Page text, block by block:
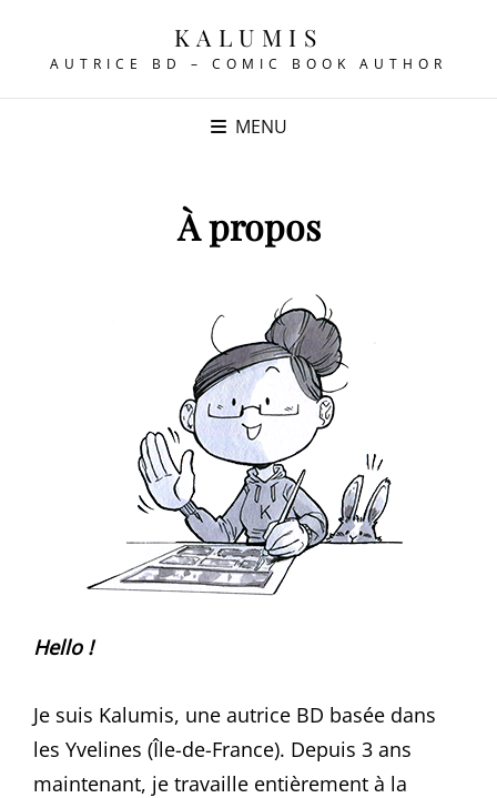
KALUMIS
AUTRICE BD – COMIC BOOK AUTHOR
MENU
À propos
Hello !
Je suis Kalumis, une autrice BD basée dans
les Yvelines (Île-de-France). Depuis 3 ans
maintenant, je travaille entièrement à la